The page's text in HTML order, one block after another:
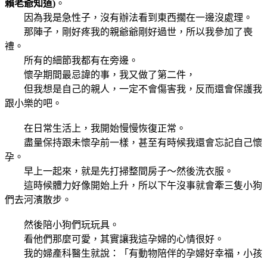
賴老爺知道) 。
因為我是急性子，沒有辦法看到東西擱在一邊沒處理。
那陣子，剛好疼我的親爺爺剛好過世，所以我參加了喪
禮。
所有的細節我都有在旁邊。
懷孕期間最忌諱的事，我又做了第二件，
但我想是自己的親人，一定不會傷害我，反而還會保護我
跟小樂的吧。
在日常生活上，我開始慢慢恢復正常。
盡量保持跟未懷孕前一樣，甚至有時候我還會忘記自己懷
孕。
早上一起來，就是先打掃整間房子～然後洗衣服。
這時候體力好像開始上升，所以下午沒事就會牽三隻小狗
們去河濱散步。
然後陪小狗們玩玩具。
看他們那麼可愛，其實讓我這孕婦的心情很好。
我的婦產科醫生就說：「有動物陪伴的孕婦好幸福，小孩